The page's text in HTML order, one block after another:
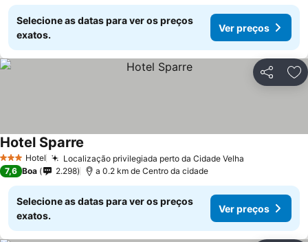
Selecione as datas para ver os preços
exatos.
Ver preços
Partilhar
3 EstrelasHotel Localização privilegiada perto da Cidade Velha
Hotel Sparre
7,6 Boa 2.298 a 0.2 km de Centro da cidade
Selecione as datas para ver os preços
exatos.
Ver preços